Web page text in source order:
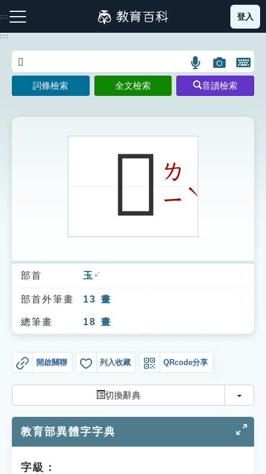
到
主
:::
注音索引圖示 筆畫索引圖示 部首索引表圖示
索引選單
知識索引
單字索引
貓頭鷹博士
登入
:::
語
言
搜
示
圖
片
搜
開
鍵
圖
詞條檢索 全文檢索 音讀檢索
𤩯ㄌ
ㄧˋ
部首 玉 ㄩˋ
部首外筆畫 13 畫
總筆畫 18 畫
開啟關聯 列入收藏 QRcode分享
切換辭典 切換
教育部異體字字典
字級：